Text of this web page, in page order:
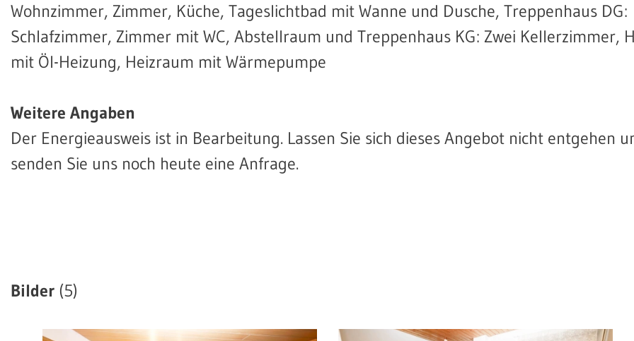
Wohnzimmer, Zimmer, Küche, Tageslichtbad mit Wanne und Dusche, Treppenhaus DG:
Schlafzimmer, Zimmer mit WC, Abstellraum und Treppenhaus KG: Zwei Kellerzimmer,
mit Öl-Heizung, Heizraum mit Wärmepumpe
Weitere Angaben
Der Energieausweis ist in Bearbeitung. Lassen Sie sich dieses Angebot nicht entgehen
senden Sie uns noch heute eine Anfrage.
Bilder (5)